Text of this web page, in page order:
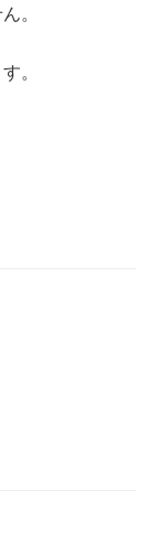
。
。